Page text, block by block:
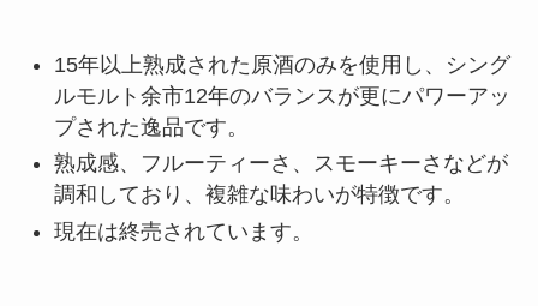
15年以上熟成された原酒のみを使用し、シング
ルモルト余市12年のバランスが更にパワーアッ
プされた逸品です。
熟成感、フルーティーさ、スモーキーさなどが
調和しており、複雑な味わいが特徴です。
現在は終売されています。